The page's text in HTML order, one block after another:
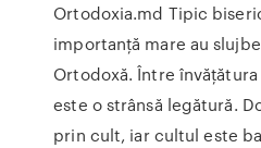
Ortodoxia.md Tipic
importanţă mare au
Ortodoxă. Între
este o strânsă legătură.
prin cult, iar cultul este